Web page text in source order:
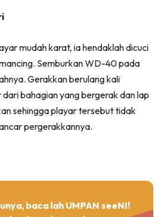
mudah karat, ia hendaklah dicuci
Semburkan WD-40 pada
Gerakkan berulang kali
bahagian yang bergerak dan lap
sehingga playar tersebut tidak
pergerakkannya.
baca lah UMPAN seeNI!